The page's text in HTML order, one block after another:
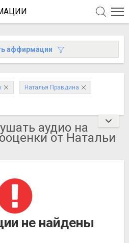
аффирмации
Наталья Правдина
аудио на
от Натальи
не найдены